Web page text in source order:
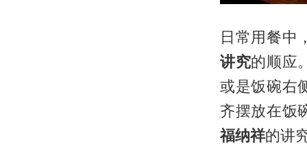
日常用餐中
讲究的顺应
或是饭碗右
齐摆放在饭
福纳祥的讲